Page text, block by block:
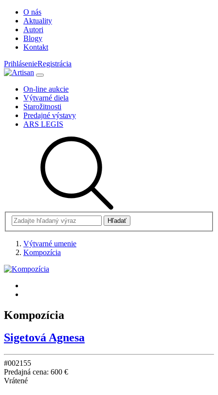
O nás
Aktuality
Autori
Blogy
Kontakt
PrihlásenieRegistrácia
On-line aukcie
Výtvarné diela
Starožitnosti
Predajné výstavy
ARS LEGIS
Výtvarné umenie
Kompozícia
Kompozícia
Sigetová Agnesa
#002155
Predajná cena: 600 €
Vrátené